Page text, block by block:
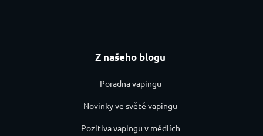
Z našeho blogu
Poradna vapingu
Novinky ve světě vapingu
Pozitiva vapingu v médiích